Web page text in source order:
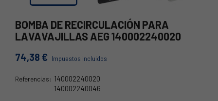
BOMBA DE RECIRCULACIÓN PARA
LAVAVAJILLAS AEG 140002240020
74,38 € Impuestos incluidos
Referencias: 140002240020
140002240046
140002240020